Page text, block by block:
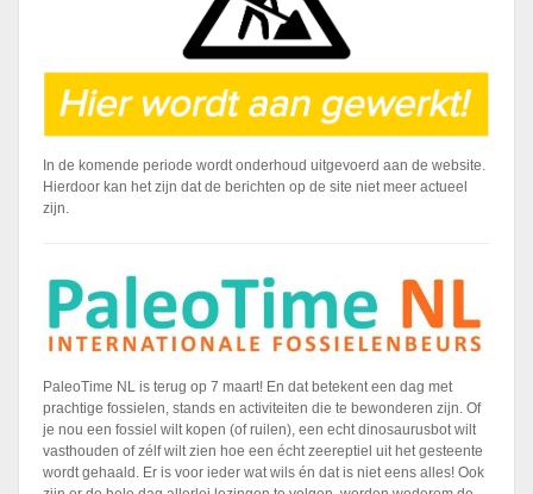
In de komende periode wordt onderhoud uitgevoerd aan de website.
Hierdoor kan het zijn dat de berichten op de site niet meer actueel
zijn.
PaleoTime NL is terug op 7 maart! En dat betekent een dag met
prachtige fossielen, stands en activiteiten die te bewonderen zijn. Of
je nou een fossiel wilt kopen (of ruilen), een echt dinosaurusbot wilt
vasthouden of zélf wilt zien hoe een écht zeereptiel uit het gesteente
wordt gehaald. Er is voor ieder wat wils én dat is niet eens alles! Ook